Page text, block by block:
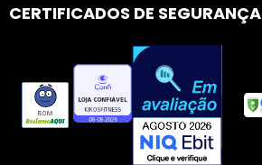
CERTIFICADOS DE SEGURANÇA